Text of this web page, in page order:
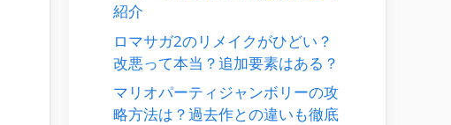
紹介
ロマサガ2のリメイクがひどい？
改悪って本当？追加要素はある？
マリオパーティジャンボリーの攻
略方法は？過去作との違いも徹底